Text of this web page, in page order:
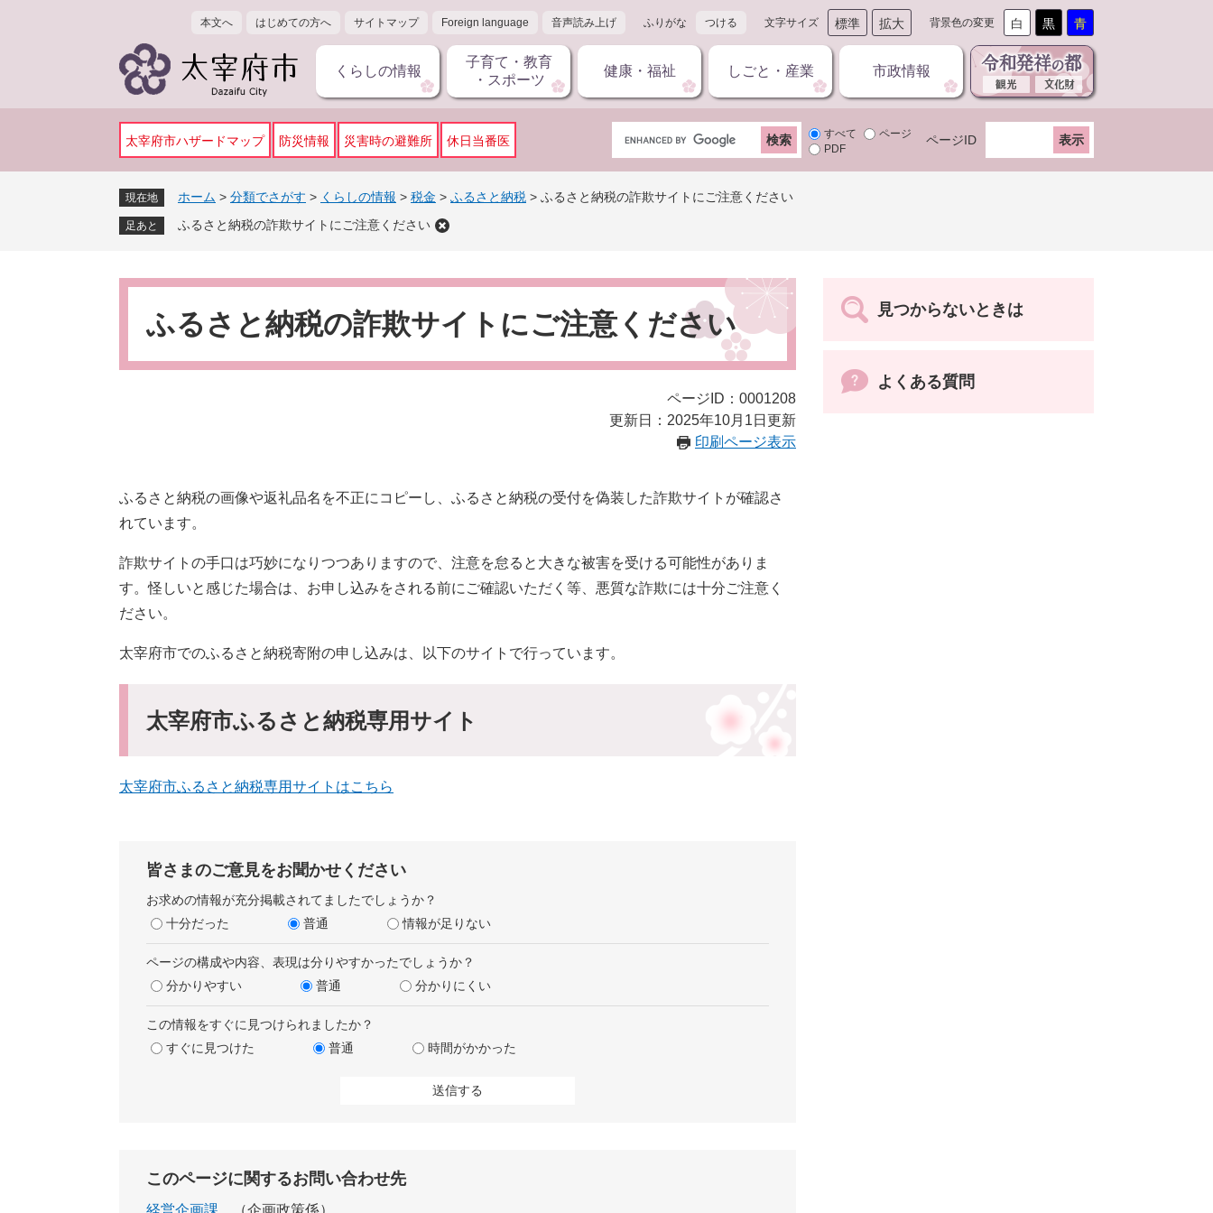
本文へ はじめての方へ サイトマップ Foreign language 音声読み上げ ふりがな つける 文字サイズ 標準 拡大 背景色の変更 白 黒 青
くらしの情報
子育て・教育
・スポーツ
健康・福祉 しごと・産業 市政情報
太宰府市ハザードマップ 防災情報 災害時の避難所 休日当番医
G
o
g
タ
検
すべて
ページ
PDF
ページID
現在地 ホーム > 分類でさがす > くらしの情報 > 税金 > ふるさと納税 > ふるさと納税の詐欺サイトにご注意ください
足あと ふるさと納税の詐欺サイトにご注意ください
本
ふるさと納税の詐欺サイトにご注意ください
ページID：0001208
更新日：2025年10月1日更新
印刷ページ表示
ふるさと納税の画像や返礼品名を不正にコピーし、ふるさと納税の受付を偽装した詐欺サイトが確認さ
れています。
詐欺サイトの手口は巧妙になりつつありますので、注意を怠ると大きな被害を受ける可能性がありま
す。怪しいと感じた場合は、お申し込みをされる前にご確認いただく等、悪質な詐欺には十分ご注意く
ださい。
太宰府市でのふるさと納税寄附の申し込みは、以下のサイトで行っています。
太宰府市ふるさと納税専用サイト
太宰府市ふるさと納税専用サイトはこちら
皆さまのご意見をお聞かせください
お求めの情報が充分掲載されてましたでしょうか？
十分だった
普通 情報が足りない
ページの構成や内容、表現は分りやすかったでしょうか？
分かりやすい
普通 分かりにくい
この情報をすぐに見つけられましたか？
すぐに見つけた
普通 時間がかかった
このページに関するお問い合わせ先
経営企画課 企画政策係
見つからないときは
よくある質問